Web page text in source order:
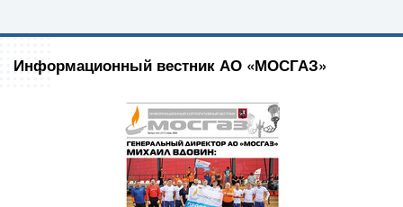
Информационный вестник АО «МОСГАЗ»